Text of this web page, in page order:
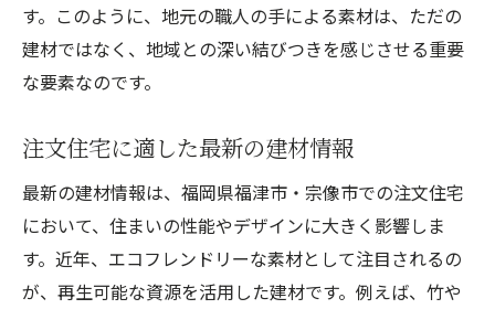
す。このように、地元の職人の手による素材は、ただの
建材ではなく、地域との深い結びつきを感じさせる重要
な要素なのです。
注文住宅に適した最新の建材情報
最新の建材情報は、福岡県福津市・宗像市での注文住宅
において、住まいの性能やデザインに大きく影響しま
す。近年、エコフレンドリーな素材として注目されるの
が、再生可能な資源を活用した建材です。例えば、竹や